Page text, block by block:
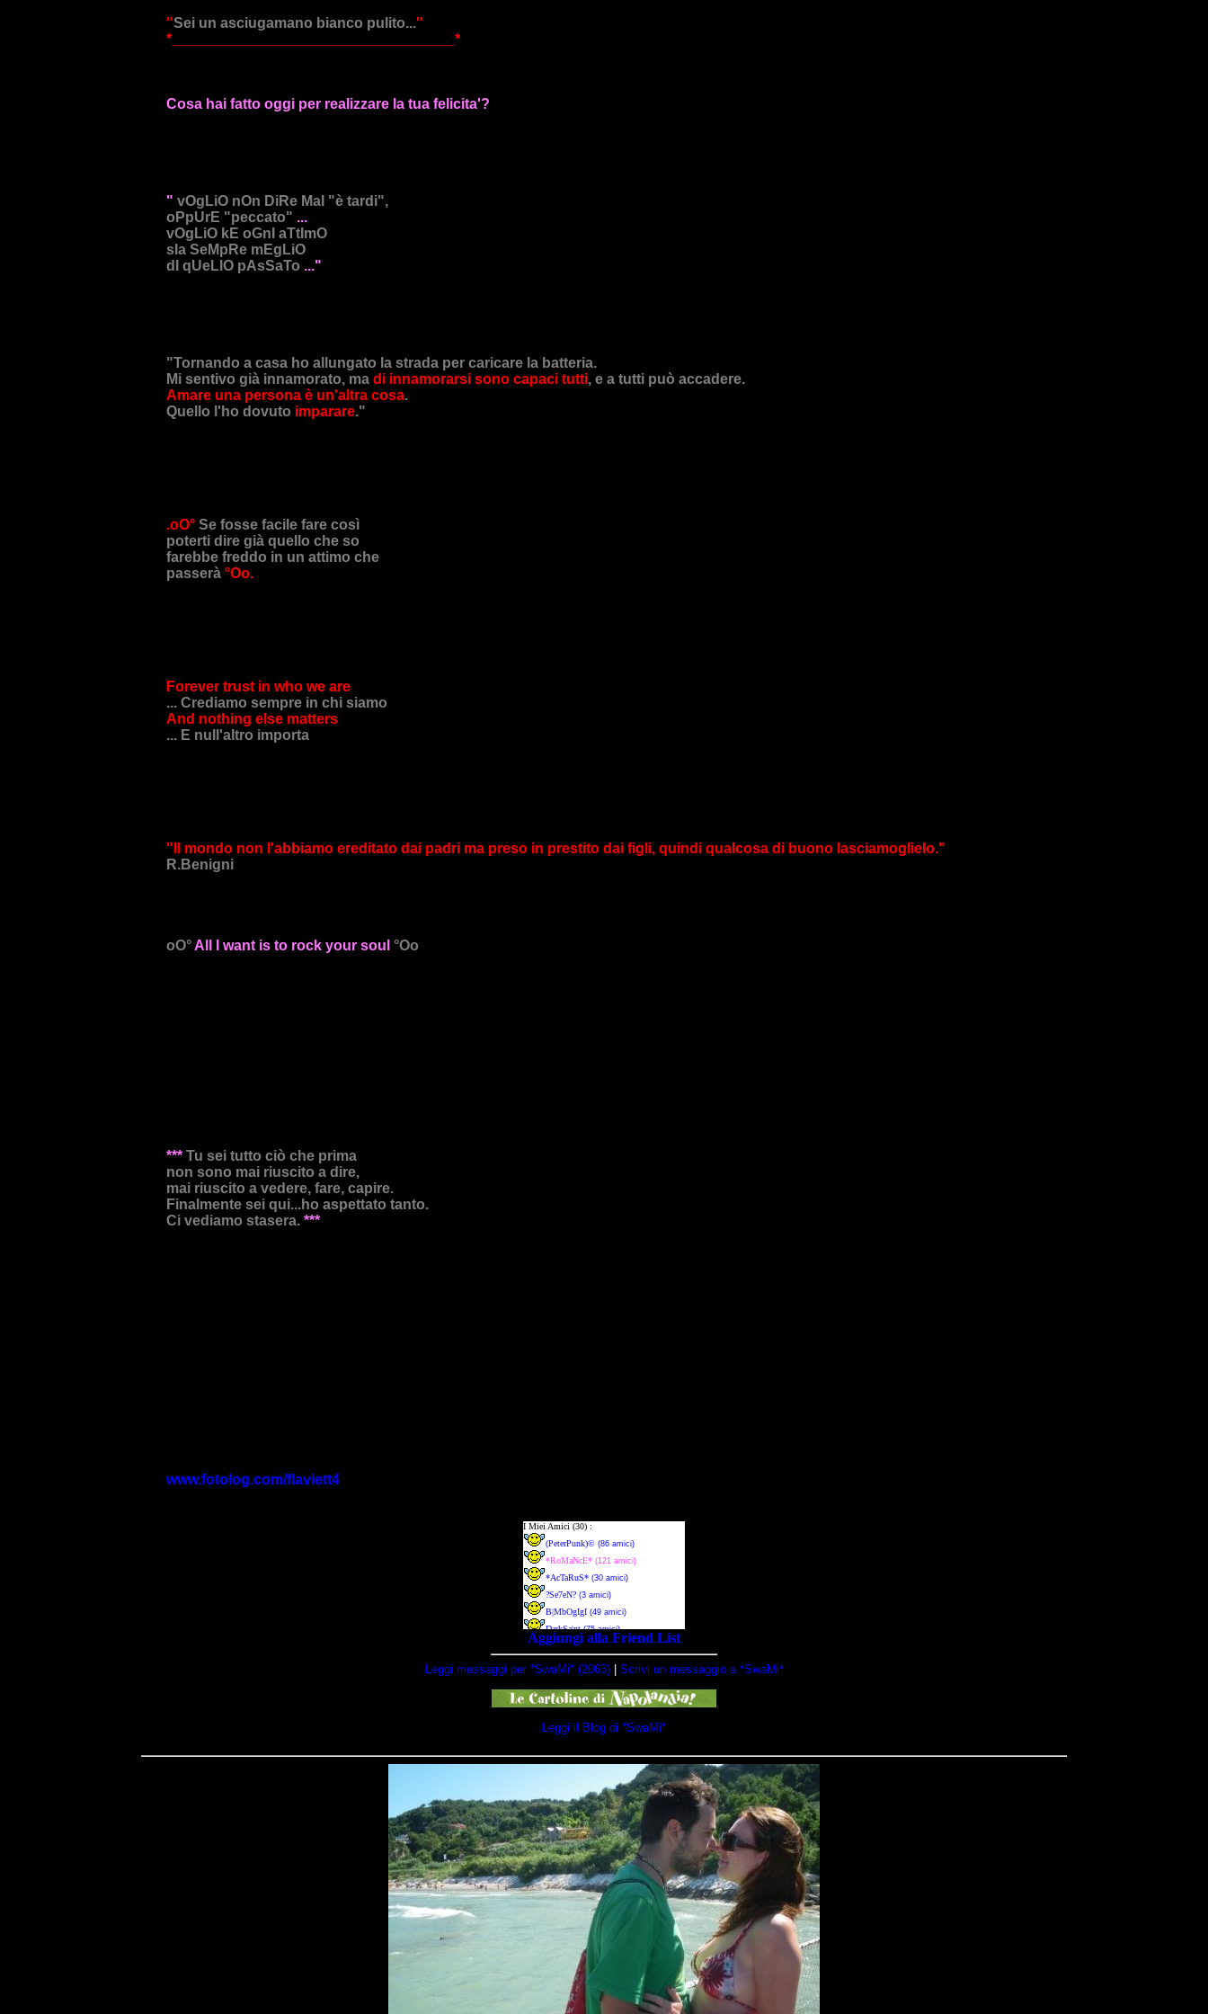
"Sei un asciugamano bianco pulito..."
*___________________________________*
Cosa hai fatto oggi per realizzare la tua felicita'?
" vOgLiO nOn DiRe MaI "è tardi",
oPpUrE "peccato" ...
vOgLiO kE oGnI aTtImO
sIa SeMpRe mEgLiO
dI qUeLlO pAsSaTo ..."
"Tornando a casa ho allungato la strada per caricare la batteria.
Mi sentivo già innamorato, ma di innamorarsi sono capaci tutti, e a tutti può accadere.
Amare una persona è un'altra cosa.
Quello l'ho dovuto imparare."
.oO° Se fosse facile fare così
poterti dire già quello che so
farebbe freddo in un attimo che
passerà °Oo.
Forever trust in who we are
... Crediamo sempre in chi siamo
And nothing else matters
... E null'altro importa
"Il mondo non l'abbiamo ereditato dai padri ma preso in prestito dai figli, quindi qualcosa di buono lasciamoglielo."
R.Benigni
oO°All I want is to rock your soul °Oo
*** Tu sei tutto ciò che prima
non sono mai riuscito a dire,
mai riuscito a vedere, fare, capire.
Finalmente sei qui...ho aspettato tanto.
Ci vediamo stasera. ***
www.fotolog.com/flaviett4
Aggiungi alla Friend List
Leggi messaggi per *SwaMi* (2063)| Scrivi un messaggio a *SwaMi*
Leggi il Blog di *SwaMi*